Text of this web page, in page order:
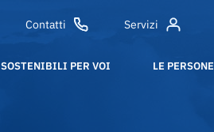
Contatti Servizi
SOSTENIBILI PER VOI LE PERSONE